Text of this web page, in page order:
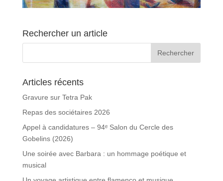
Rechercher un article
Articles récents
Gravure sur Tetra Pak
Repas des sociétaires 2026
Appel à candidatures – 94ᵉ Salon du Cercle des
Gobelins (2026)
Une soirée avec Barbara : un hommage poétique et
musical